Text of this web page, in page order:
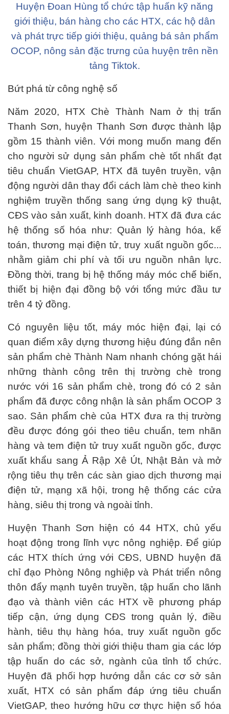
Huyện Đoan Hùng tổ chức tập huấn kỹ năng
giới thiệu, bán hàng cho các HTX, các hộ dân
và phát trực tiếp giới thiệu, quảng bá sản phẩm
OCOP, nông sản đặc trưng của huyện trên nền
tảng Tiktok.
Bứt phá từ công nghệ số
Năm 2020, HTX Chè Thành Nam ở thị trấn
Thanh Sơn, huyện Thanh Sơn được thành lập
gồm 15 thành viên. Với mong muốn mang đến
cho người sử dụng sản phẩm chè tốt nhất đạt
tiêu chuẩn VietGAP, HTX đã tuyên truyền, vận
động người dân thay đổi cách làm chè theo kinh
nghiệm truyền thống sang ứng dụng kỹ thuật,
CĐS vào sản xuất, kinh doanh. HTX đã đưa các
hệ thống số hóa như: Quản lý hàng hóa, kế
toán, thương mại điện tử, truy xuất nguồn gốc...
nhằm giảm chi phí và tối ưu nguồn nhân lực.
Đồng thời, trang bị hệ thống máy móc chế biến,
thiết bị hiện đại đồng bộ với tổng mức đầu tư
trên 4 tỷ đồng.
Có nguyên liệu tốt, máy móc hiện đại, lại có
quan điểm xây dựng thương hiệu đúng đắn nên
sản phẩm chè Thành Nam nhanh chóng gặt hái
những thành công trên thị trường chè trong
nước với 16 sản phẩm chè, trong đó có 2 sản
phẩm đã được công nhận là sản phẩm OCOP 3
sao. Sản phẩm chè của HTX đưa ra thị trường
đều được đóng gói theo tiêu chuẩn, tem nhãn
hàng và tem điện tử truy xuất nguồn gốc, được
xuất khẩu sang Ả Rập Xê Út, Nhật Bản và mở
rộng tiêu thụ trên các sàn giao dịch thương mại
điện tử, mạng xã hội, trong hệ thống các cửa
hàng, siêu thị trong và ngoài tỉnh.
Huyện Thanh Sơn hiện có 44 HTX, chủ yếu
hoạt động trong lĩnh vực nông nghiệp. Để giúp
các HTX thích ứng với CĐS, UBND huyện đã
chỉ đạo Phòng Nông nghiệp và Phát triển nông
thôn đẩy mạnh tuyên truyền, tập huấn cho lãnh
đạo và thành viên các HTX về phương pháp
tiếp cận, ứng dụng CĐS trong quản lý, điều
hành, tiêu thụ hàng hóa, truy xuất nguồn gốc
sản phẩm; đồng thời giới thiệu tham gia các lớp
tập huấn do các sở, ngành của tỉnh tổ chức.
Huyện đã phối hợp hướng dẫn các cơ sở sản
xuất, HTX có sản phẩm đáp ứng tiêu chuẩn
VietGAP, theo hướng hữu cơ thực hiện số hóa